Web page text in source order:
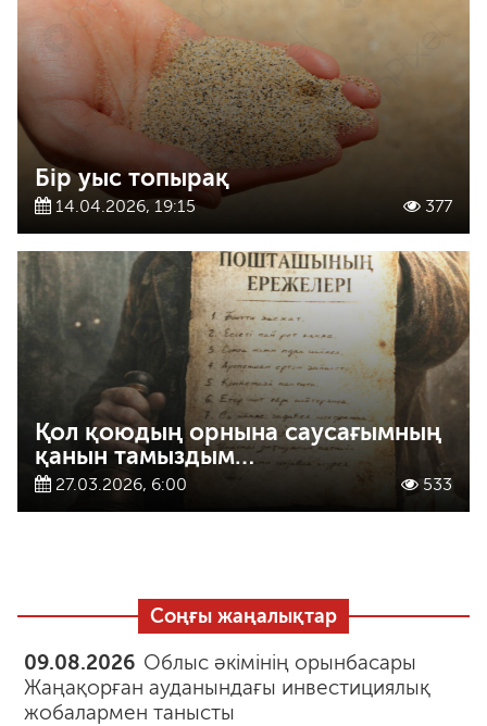
Бір уыс топырақ
14.04.2026, 19:15 377
Қол қоюдың орнына саусағымның
қанын тамыздым…
27.03.2026, 6:00 533
Соңғы жаңалықтар
09.08.2026 Облыс әкімінің орынбасары
Жаңақорған ауданындағы инвестициялық
жобалармен танысты